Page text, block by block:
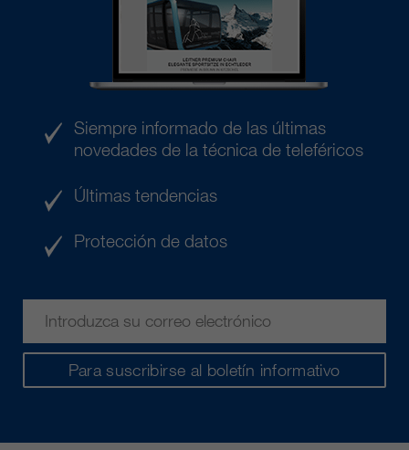
Para suscribirse al boletín informativo
Siempre informado de las últimas
novedades de la técnica de teleféricos
Últimas tendencias
Protección de datos